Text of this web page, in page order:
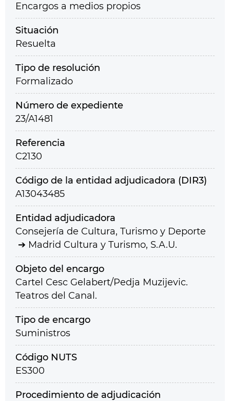
Encargos a medios propios
Situación
Resuelta
Tipo de resolución
Formalizado
Número de expediente
23/A1481
Referencia
C2130
Código de la entidad adjudicadora (DIR3)
A13043485
Entidad adjudicadora
Consejería de Cultura, Turismo y Deporte
Madrid Cultura y Turismo, S.A.U.
Objeto del encargo
Cartel Cesc Gelabert/Pedja Muzijevic.
Teatros del Canal.
Tipo de encargo
Suministros
Código NUTS
ES300
Procedimiento de adjudicación